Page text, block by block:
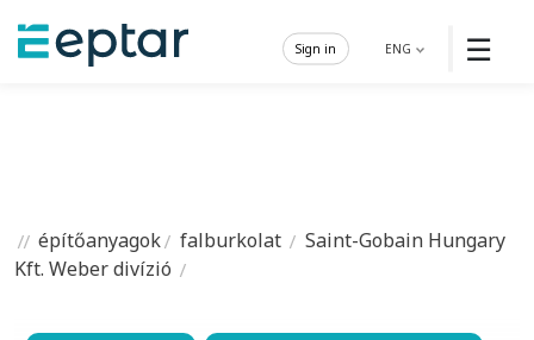
☰
ENG
Sign in
építőanyagok falburkolat
Saint-Gobain Hungary
Kft. Weber divízió